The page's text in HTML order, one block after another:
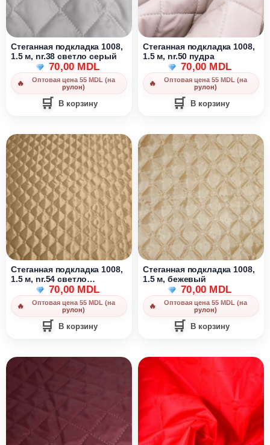
Стеганная подкладка 1008,
1.5 м, nr.38 светло серый
70,00 MDL
Оптовая цена 55 MDL (на
рулон)
В корзину
Стеганная подкладка 1008,
1.5 м, nr.50 пудра
70,00 MDL
Оптовая цена 55 MDL (на
рулон)
В корзину
Стеганная подкладка 1008,
1.5 м, nr.54 светло
коричневый70,00 MDL
Оптовая цена 55 MDL (на
рулон)
В корзину
Стеганная подкладка 1008,
1.5 м, бежевый
70,00 MDL
Оптовая цена 55 MDL (на
рулон)
В корзину